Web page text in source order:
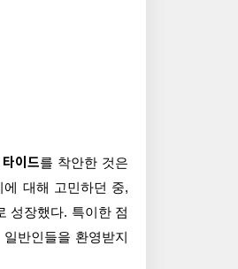
이드를 착안한 것은
대해 고민하던 중,
성장했다. 특이한 점
반인들을 환영받지